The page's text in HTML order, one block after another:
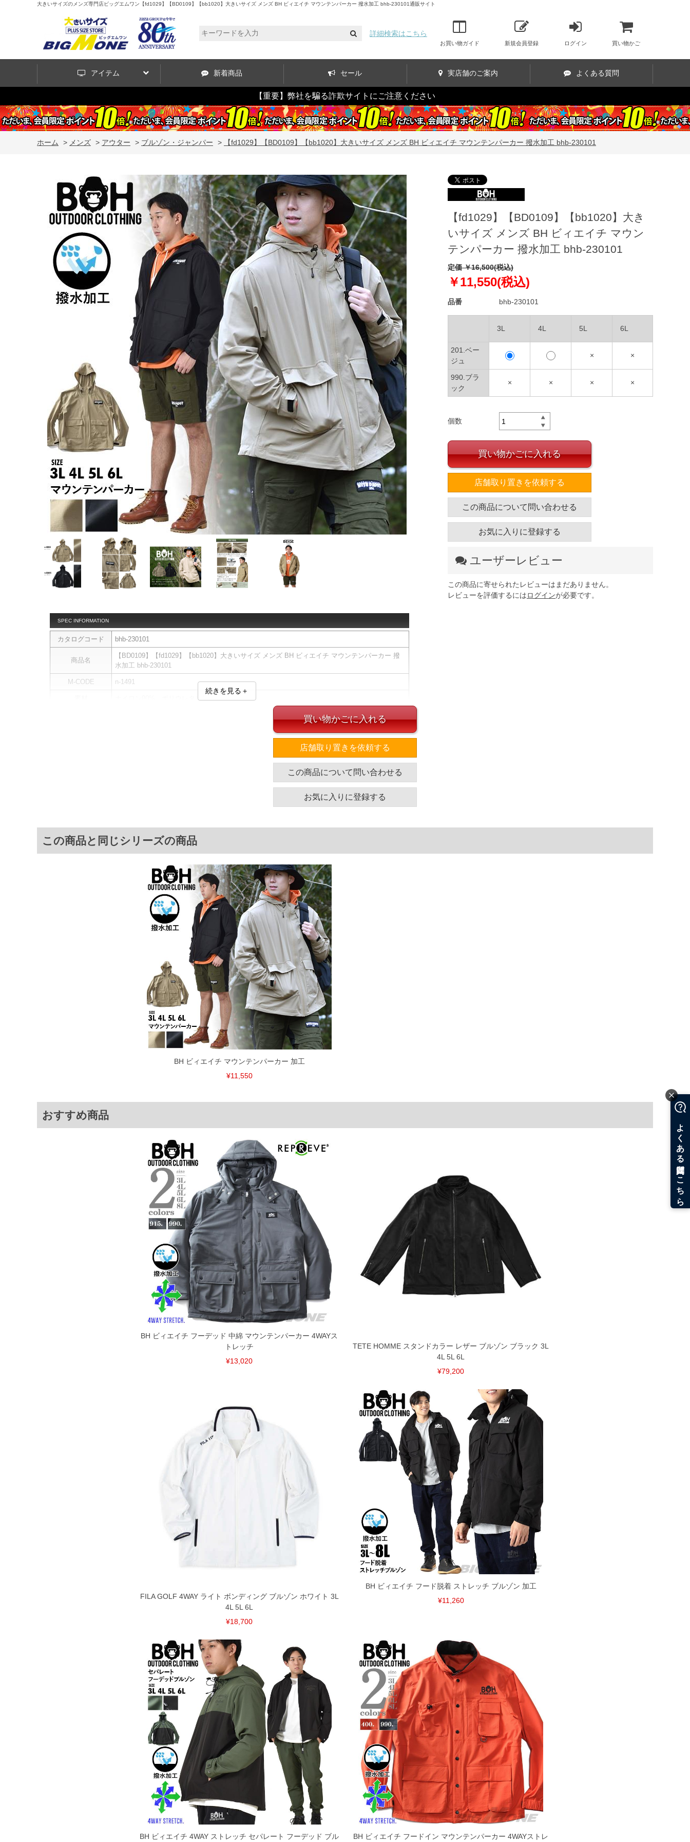
大きいサイズのメンズ専門店ビッグエムワン【fd1029】【BD0109】【bb1020】大きいサイズ メンズ BH ビィエイチ マウンテンパーカー 撥水加工 bhb-230101通販サイト
詳細検索はこちら
お買い物ガイド 新規会員登録 ログイン 買い物かご
アイテム 新着商品 セール 実店舗のご案内 よくある質問
【重要】弊社を騙る詐欺サイトにご注意ください
ホーム > メンズ > アウター > ブルゾン・ジャンパー > 【fd1029】【BD0109】【bb1020】大きいサイズ メンズ BH ビィエイチ マウンテンパーカー 撥水加工 bhb-230101
SPEC INFORMATION
カタログコード bhb-230101
商品名
【BD0109】【fd1029】【bb1020】大きいサイズ メンズ BH ビィエイチ マウンテンパーカー 撥
水加工 bhb-230101
M-CODE n-1491
ナイロン90%、ポリウレタン10%
胸囲 着丈
140 78.5
146 80.5
6L 62
※商品によって若干のサイズの誤差がございます。また、お客様がご使用の環境（コンピュータ画
面）によって、商品の色味が若干異なる場合がございます。予めご了承ください。
※上記サイズが実際の商品に付いているタグのサイズ表記と異なる場合があります。お取り扱い前に
商品付属タグの記載もご確認下さい。
※当店での掲載商品は、実店鋪と在庫を共用しておりますので店頭での売り違い、店舗からのお取り
寄せ等により、お客様にご迷惑をお掛けしてしまう場合がございます。そのようなことがない様最大
限に努めておりますが、もしあった場合速やかにご連絡させて頂きますので予めご了承ください。
※【ボトムの裾上げをご希望の場合】
裾上げ料金は500円+税となります。
備考欄に股下●cmとご記入下さい。（裾上げ無料対象商品は1本につき税込6,000円以上の品が対象。
1本5,999円以下の商品は有料（500円+税）となります。）
出荷まで約1週間～20日間程お時間を頂く場合がございます。
尚、裾上げした商品は返品・交換不可となりますので、予めご了承下さい。
一部、お直しに対応出来ない商品がございます。(例：裾にファスナーや調節ひもが付いている、極
端なデザインが施されている等)
※【返品交換について】
返品交換希望の方は、商品到着後1週間以内にご連絡ください。
続きを見る＋
【fd1029】【BD0109】【bb1020】大き
いサイズ メンズ BH ビィエイチ マウン
テンパーカー 撥水加工 bhb-230101
定価 ￥16,500(税込)
￥11,550(税込)
品番 bhb-230101
3L 4L 5L 6L
201.ベー
ジュ
× ×
990.ブラ
ック
× × × ×
個数
買い物かごに入れる
店舗取り置きを依頼する
この商品について問い合わせる
お気に入りに登録する
ユーザーレビュー
この商品に寄せられたレビューはまだありません。
レビューを評価するにはログインが必要です。
買い物かごに入れる
店舗取り置きを依頼する
この商品について問い合わせる
お気に入りに登録する
この商品と同じシリーズの商品
BH ビィエイチ マウンテンパーカー 加工
¥11,550
おすすめ商品
BH ビィエイチ フーデッド 中綿 マウンテンパーカー 4WAYス
トレッチ
¥13,020
TETE HOMME スタンドカラー レザー ブルゾン ブラック 3L
4L 5L 6L
¥79,200
FILA GOLF 4WAY ライト ボンディング ブルゾン ホワイト 3L
4L 5L 6L
¥18,700
BH ビィエイチ フード脱着 ストレッチ ブルゾン 加工
¥11,260
BH ビィエイチ 4WAY ストレッチ セパレート フーデッド ブル BH ビィエイチ フードイン マウンテンパーカー 4WAYストレ